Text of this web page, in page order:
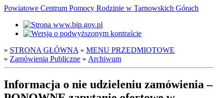
Powiatowe Centrum Pomocy Rodzinie w Tarnowskich Górach
» STRONA GŁÓWNA » MENU PRZEDMIOTOWE
» Zamówienia Publiczne » Archiwum
Informacja o nie udzieleniu zamówienia –